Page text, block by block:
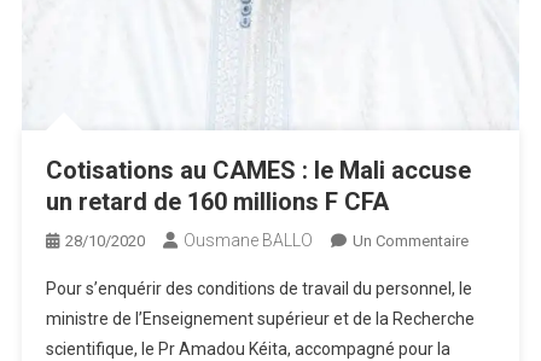
Cotisations au CAMES : le Mali accuse
un retard de 160 millions F CFA
28/10/2020 Ousmane BALLO Un CommentaireSur
Au
CAMES :
Pour s’enquérir des conditions de travail du personnel, le
ministre de l’Enseignement supérieur et de la Recherche
scientifique, le Pr Amadou Kéita, accompagné pour la